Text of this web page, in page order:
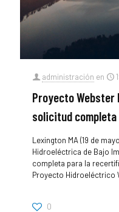
administración en
Proyecto Webster
solicitud
Lexington MA (19 de
Hidroeléctrica de Bajo
completa para la
Proyecto Hidroeléctrico
0